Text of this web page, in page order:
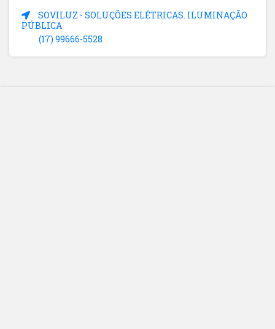
SOVILUZ - SOLUÇÕES ELÉTRICAS. ILUMINAÇÃO
PÚBLICA
(17) 99666-5528